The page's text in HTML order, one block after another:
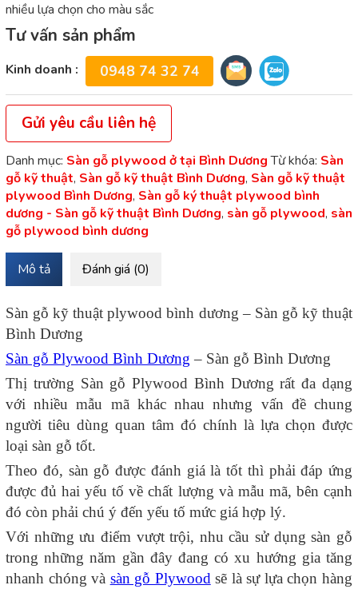
nhiều lựa chọn cho màu sắc
Tư vấn sản phẩm
Kinh doanh : 0948 74 32 74
Gửi yêu cầu liên hệ
Danh mục: Sàn gỗ plywood ở tại Bình Dương Từ khóa: Sàn
gỗ kỹ thuật, Sàn gỗ kỹ thuật Bình Dương, Sàn gỗ kỹ thuật
plywood Bình Dương, Sàn gỗ ký thuật plywood bình
dương - Sàn gỗ kỹ thuật Bình Dương, sàn gỗ plywood, sàn
gỗ plywood bình dương
Mô tả Đánh giá (0)
Sàn gỗ kỹ thuật plywood bình dương – Sàn gỗ kỹ thuật
Bình Dương
Sàn gỗ Plywood Bình Dương – Sàn gỗ Bình Dương
Thị trường Sàn gỗ Plywood Bình Dương rất đa dạng
với nhiều mẫu mã khác nhau nhưng vấn đề chung
người tiêu dùng quan tâm đó chính là lựa chọn được
loại sàn gỗ tốt.
Theo đó, sàn gỗ được đánh giá là tốt thì phải đáp ứng
được đủ hai yếu tố về chất lượng và mẫu mã, bên cạnh
đó còn phải chú ý đến yếu tố mức giá hợp lý.
Với những ưu điểm vượt trội, nhu cầu sử dụng sàn gỗ
trong những năm gần đây đang có xu hướng gia tăng
nhanh chóng và sàn gỗ Plywood sẽ là sự lựa chọn hàng